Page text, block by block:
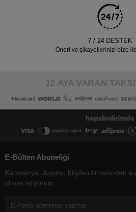
7 / 24 DESTEK
Öneri ve şikayetlerinizi bize
12 AYA VARAN
E-Bülten Aboneliği
Kampanya, duyuru, bilgilendirmelerden
olmak istiyorum.